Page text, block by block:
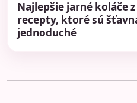
Najlepšie jarné koláče
recepty, ktoré sú
jednoduché